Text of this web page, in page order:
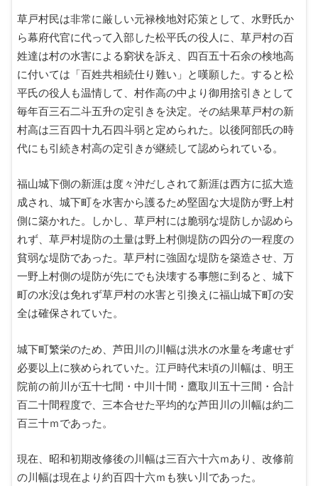
草戸村民は非常に厳しい元禄検地対応策として、水野氏か
ら幕府代官に代って入部した松平氏の役人に、草戸村の百
姓達は村の水害による窮状を訴え、四百五十石余の検地高
に付いては「百姓共相続仕り難い」と嘆願した。すると松
平氏の役人も温情して、村作高の中より御用捨引きとして
毎年百三石二斗五升の定引きを決定。その結果草戸村の新
村高は三百四十九石四斗弱と定められた。以後阿部氏の時
代にも引続き村高の定引きが継続して認められている。
福山城下側の新涯は度々沖だしされて新涯は西方に拡大造
成され、城下町を水害から護るため堅固な大堤防が野上村
側に築かれた。しかし、草戸村には脆弱な堤防しか認めら
れず、草戸村堤防の土量は野上村側堤防の四分の一程度の
貧弱な堤防であった。草戸村に強固な堤防を築造させ、万
一野上村側の堤防が先にでも決壊する事態に到ると、城下
町の水没は免れず草戸村の水害と引換えに福山城下町の安
全は確保されていた。
城下町繁栄のため、芦田川の川幅は洪水の水量を考慮せず
必要以上に狭められていた。江戸時代末頃の川幅は、明王
院前の前川が五十七間・中川十間・鷹取川五十三間・合計
百二十間程度で、三本合せた平均的な芦田川の川幅は約二
百三十ｍであった。
現在、昭和初期改修後の川幅は三百六十六ｍあり、改修前
の川幅は現在より約百四十六ｍも狭い川であった。